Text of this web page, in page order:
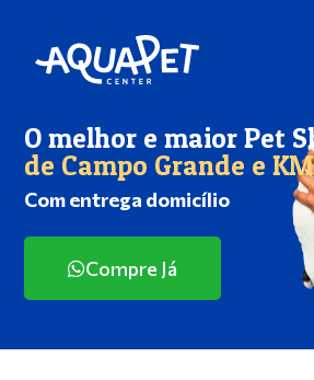
O melhor e maior Pet
de Campo Grande e
Com entrega domicílio
Compre Já